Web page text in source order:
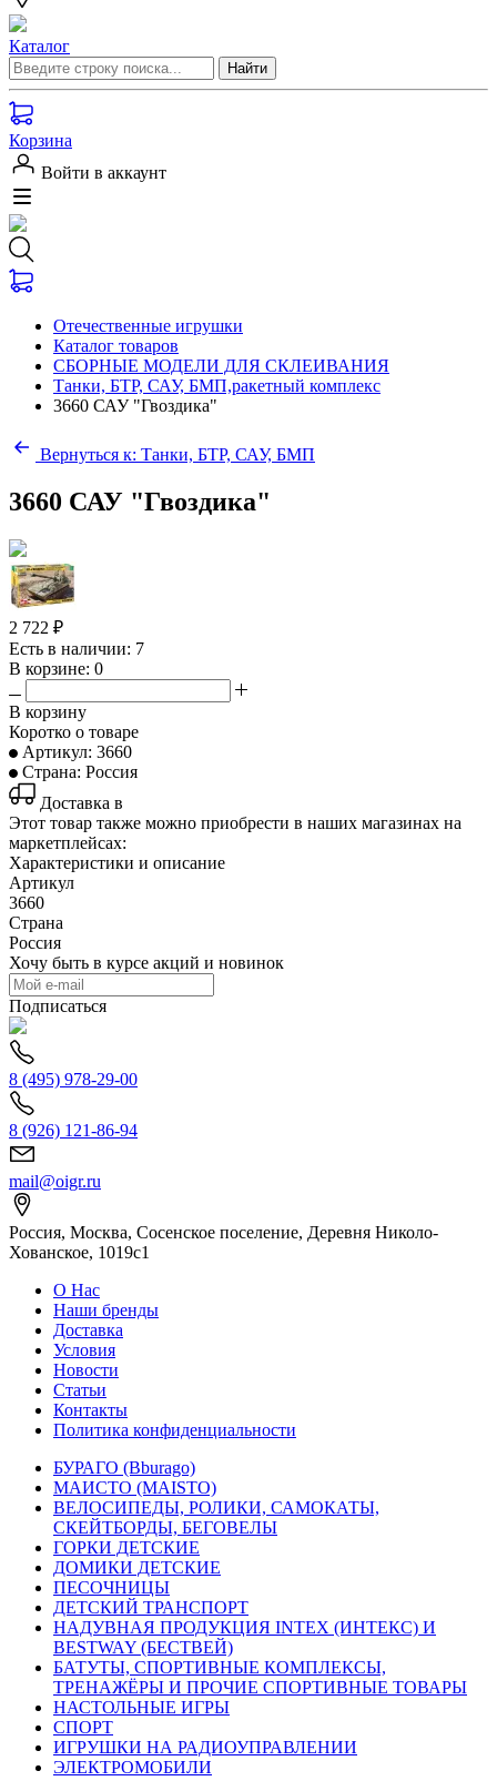
Каталог
Корзина
Войти в аккаунт
Отечественные игрушки
Каталог товаров
СБОРНЫЕ МОДЕЛИ ДЛЯ СКЛЕИВАНИЯ
Танки, БТР, САУ, БМП,ракетный комплекс
3660 САУ "Гвоздика"
Вернуться к: Танки, БТР, САУ, БМП
3660 САУ "Гвоздика"
2 722 ₽
Есть в наличии: 7
В корзине: 0
В корзину
Коротко о товаре
Артикул: 3660
Страна: Россия
Доставка в
Этот товар также можно приобрести в наших магазинах на
маркетплейсах:
Характеристики и описание
Артикул
3660
Страна
Россия
Хочу быть в курсе акций и новинок
Подписаться
8 (495) 978-29-00
8 (926) 121-86-94
mail@oigr.ru
Россия, Москва, Сосенское поселение, Деревня Николо-
Хованское, 1019с1
О Нас
Наши бренды
Доставка
Условия
Новости
Статьи
Контакты
Политика конфиденциальности
БУРАГО (Bburago)
МАИСТО (MAISTO)
ВЕЛОСИПЕДЫ, РОЛИКИ, САМОКАТЫ,
СКЕЙТБОРДЫ, БЕГОВЕЛЫ
ГОРКИ ДЕТСКИЕ
ДОМИКИ ДЕТСКИЕ
ПЕСОЧНИЦЫ
ДЕТСКИЙ ТРАНСПОРТ
НАДУВНАЯ ПРОДУКЦИЯ INTEX (ИНТЕКС) И
BESTWAY (БЕСТВЕЙ)
БАТУТЫ, СПОРТИВНЫЕ КОМПЛЕКСЫ,
ТРЕНАЖЁРЫ И ПРОЧИЕ СПОРТИВНЫЕ ТОВАРЫ
НАСТОЛЬНЫЕ ИГРЫ
СПОРТ
ИГРУШКИ НА РАДИОУПРАВЛЕНИИ
ЭЛЕКТРОМОБИЛИ